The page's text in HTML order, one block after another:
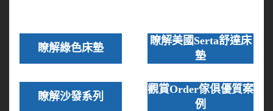
瞭解綠色床墊
瞭解美國Serta舒達床
墊
瞭解沙發系列
觀賞Order傢俱優質案
例